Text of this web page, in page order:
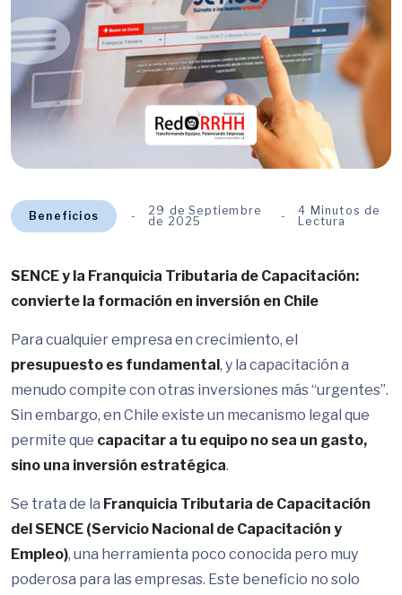
Beneficios
29 de Septiembre
de 2025
4 Minutos de
Lectura
SENCE y la Franquicia Tributaria de Capacitación:
convierte la formación en inversión en Chile
Para cualquier empresa en crecimiento, el
presupuesto es fundamental, y la capacitación a
menudo compite con otras inversiones más “urgentes”.
Sin embargo, en Chile existe un mecanismo legal que
permite que capacitar a tu equipo no sea un gasto,
sino una inversión estratégica.
Se trata de la Franquicia Tributaria de Capacitación
del SENCE (Servicio Nacional de Capacitación y
Empleo), una herramienta poco conocida pero muy
poderosa para las empresas. Este beneficio no solo